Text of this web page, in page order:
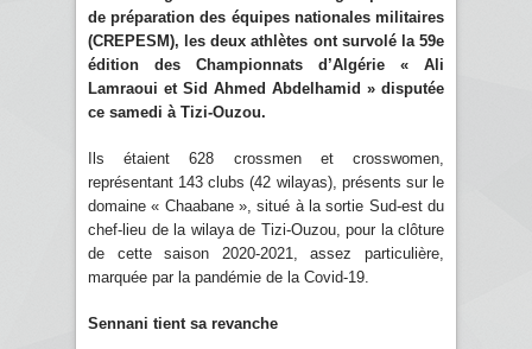
de préparation des équipes nationales militaires
(CREPESM), les deux athlètes ont survolé la 59e
édition des Championnats d’Algérie « Ali
Lamraoui et Sid Ahmed Abdelhamid » disputée
ce samedi à Tizi-Ouzou.
Ils étaient 628 crossmen et crosswomen,
représentant 143 clubs (42 wilayas), présents sur le
domaine « Chaabane », situé à la sortie Sud-est du
chef-lieu de la wilaya de Tizi-Ouzou, pour la clôture
de cette saison 2020-2021, assez particulière,
marquée par la pandémie de la Covid-19.
Sennani tient sa revanche